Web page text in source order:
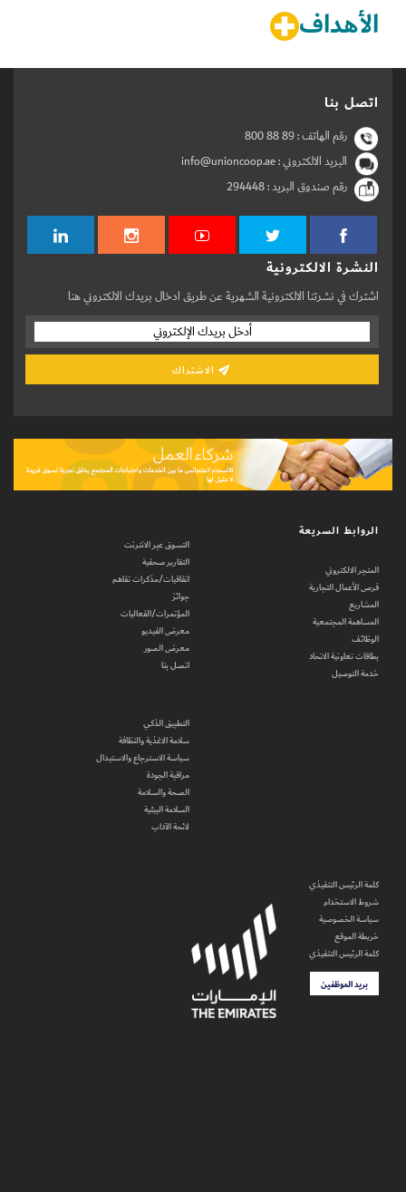
الأهداف
اتصل بنا
رقم الهاتف :800 88 89
البريد الالكتروني : info@unioncoop.ae
رقم صندوق البريد :294448
النشرة الالكترونية
اشترك في نشرتنا الالكترونية الشهرية عن طريق ادخال بريدك الالكتروني هنا
الروابط السريعة
المتجر الالكتروني
فرص الأعمال التجارية
المشاريع
المساهمة المجتمعية
الوظائف
بطاقات تعاونية الاتحاد
خدمة التوصيل
التسوق عبر الانترنت
التقارير صحفية
اتفاقيات/مذكرات تفاهم
جوائز
المؤتمرات/الفعاليات
معرض الفيديو
معرض الصور
اتصل بنا
التطبيق الذكي
سلامة الاغذية والنظافة
سياسة الاسترجاع والاستبدال
مراقبة الجودة
الصحة والسلامة
السلامة البيئية
لائحة الآداب
كلمة الرئيس التنفيذي
شروط الاستخدام
سياسة الخصوصية
خريطة الموقع
كلمة الرئيس التنفيذي
بريد الموظفين